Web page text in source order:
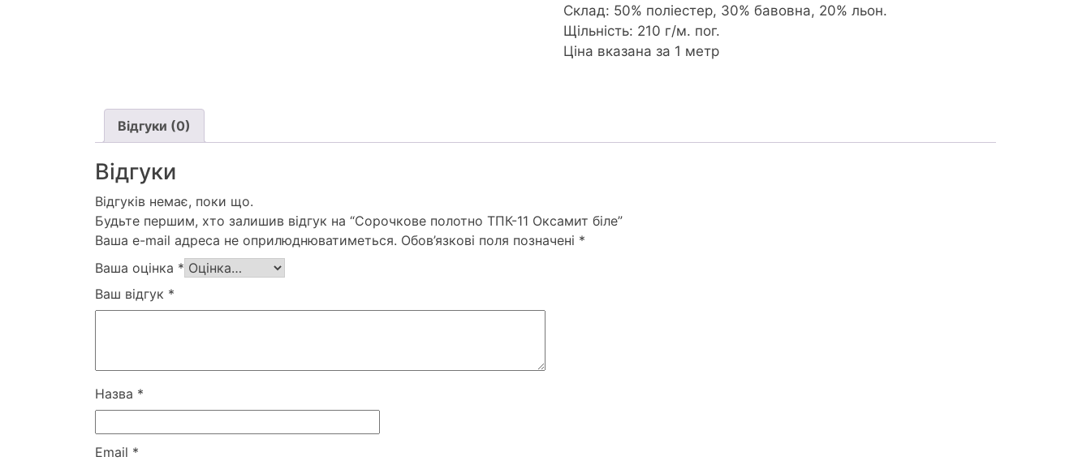
Склад: 50% поліестер, 30% бавовна, 20% льон.
Щільність: 210 г/м. пог.
Ціна вказана за 1 метр
Відгуки (0)
Відгуки
Відгуків немає, поки що.
Будьте першим, хто залишив відгук на “Сорочкове полотно ТПК-11 Оксамит біле”
Ваша e-mail адреса не оприлюднюватиметься. Обов’язкові поля позначені *
Ваша оцінка *
Ваш відгук *
Назва *
Email *